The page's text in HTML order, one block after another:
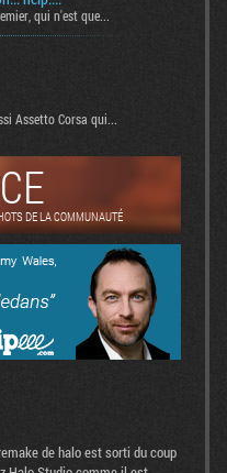
qui n'est que...
Assetto Corsa qui...
DE LA COMMUNAUTÉ
de halo est sorti du coup